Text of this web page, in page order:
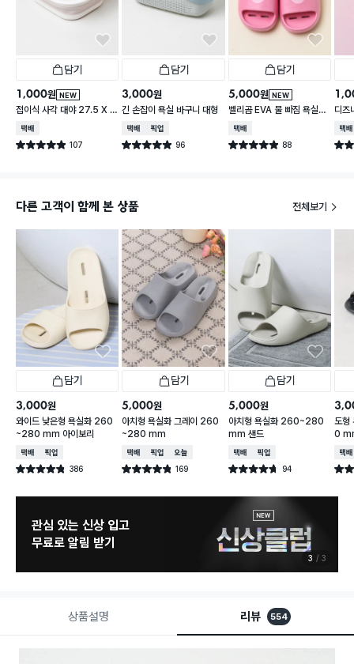
담기
NEW
1,000원
접이식 사각 대야 27.5 X 2
3 cm
택배배송
별점 4.9점 107
건 작성
담기
3,000원
긴 손잡이 욕실 바구니 대형
택배배송매장픽업
별점 4.9점 96
건 작성
담기
NEW
5,000원
벨리곰 EVA 물 빠짐 욕실화
260~280 mm
택배배송
별점 4.9점 88
건 작성
디즈
컵
택배
별점
다른 고객이 함께 본 상품 전체보기
담기
3,000원
와이드 낮은형 욕실화 260
~280 mm 아이보리
택배배송매장픽업
별점 4.8점 386
건 작성
담기
5,000원
아치형 욕실화 그레이 260
~280 mm
택배배송매장픽업오늘배송
별점 4.8점 169
건 작성
담기
5,000원
아치형 욕실화 260~280
mm 샌드
택배배송매장픽업
별점 4.7점 94
건 작성
도
0
택배
별점
관심 있는 신상 입고
무료로 알림 받기
3 3
상품설명 리뷰 554